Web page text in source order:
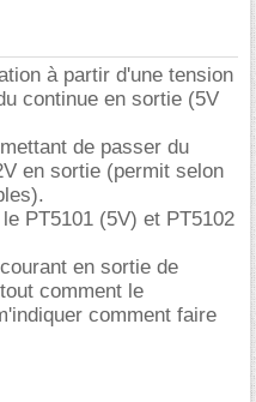
à partir d'une tension
continue en sortie (5V
de passer du
en sortie (permit selon
PT5101 (5V) et PT5102
en sortie de
comment le
comment faire